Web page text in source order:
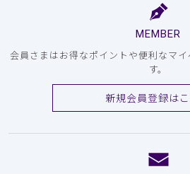
MEMBER
会員さまはお得なポイントや便利なマ
す。
新規会員登録は